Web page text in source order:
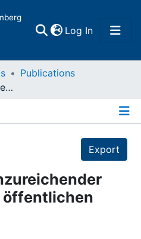
Log In(current)
Publications
Folgekosten unzureichender Bildung für die öffentlichen Haushalte
Export
öffentlichen